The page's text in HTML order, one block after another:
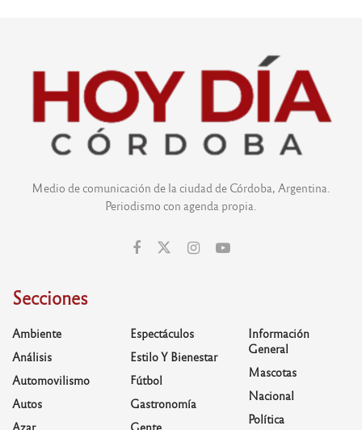
Medio de comunicación de la ciudad de Córdoba, Argentina.
Periodismo con agenda propia.
Secciones
Ambiente
Análisis
Automovilismo
Autos
Azar
Espectáculos
Estilo Y Bienestar
Fútbol
Gastronomía
Gente
Información
General
Mascotas
Nacional
Política